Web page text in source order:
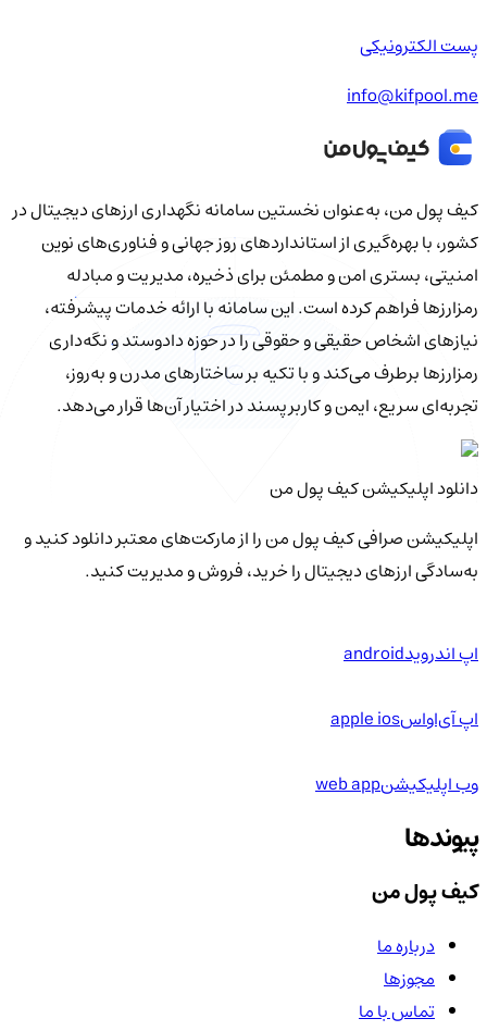
پست الکترونیکی
info@kifpool.me
کیف‌ پول من، به‌عنوان نخستین سامانه نگهداری ارزهای دیجیتال در
کشور، با بهره‌گیری از استانداردهای روز جهانی و فناوری‌های نوین
امنیتی، بستری امن و مطمئن برای ذخیره، مدیریت و مبادله
رمزارزها فراهم کرده است. این سامانه با ارائه خدمات پیشرفته،
نیازهای اشخاص حقیقی و حقوقی را در حوزه دادوستد و نگه‌داری
رمزارزها برطرف می‌کند و با تکیه بر ساختارهای مدرن و به‌روز،
تجربه‌ای سریع، ایمن و کاربرپسند در اختیار آن‌ها قرار می‌دهد.
دانلود اپلیکیشن کیف‌ پول من
اپلیکیشن صرافی کیف پول من را از مارکت‌های معتبر دانلود کنید و
به‌سادگی ارزهای دیجیتال را خرید، فروش و مدیریت کنید.
اپ اندرویدandroid
اپ آی‌او‌اسapple ios
وب اپلیکیشنweb app
پیوندها
کیف پول من
درباره ما
مجوزها
تماس با ما